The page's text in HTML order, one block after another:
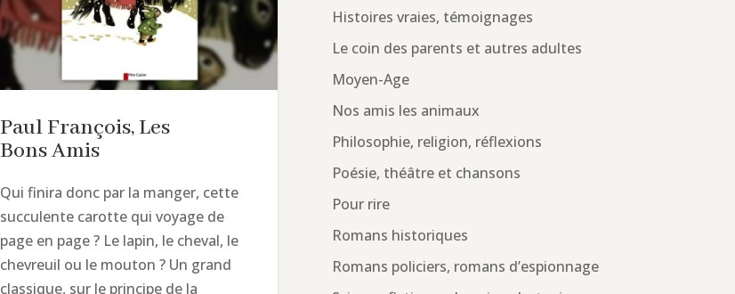
Paul François, Les
Bons Amis
Qui finira donc par la manger, cette
succulente carotte qui voyage de
page en page ? Le lapin, le cheval, le
chevreuil ou le mouton ? Un grand
classique, sur le principe de la
Histoires vraies, témoignages
Le coin des parents et autres adultes
Moyen-Age
Nos amis les animaux
Philosophie, religion, réflexions
Poésie, théâtre et chansons
Pour rire
Romans historiques
Romans policiers, romans d’espionnage